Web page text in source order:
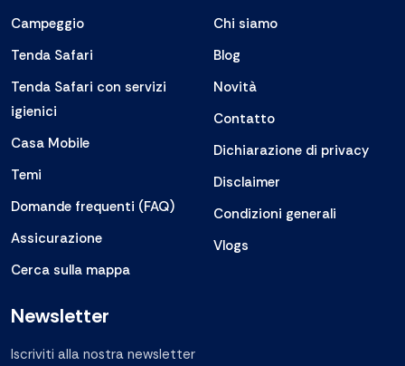
Campeggio
Tenda Safari
Tenda Safari con servizi
igienici
Casa Mobile
Temi
Domande frequenti (FAQ)
Assicurazione
Cerca sulla mappa
Chi siamo
Blog
Novità
Contatto
Dichiarazione di privacy
Disclaimer
Condizioni generali
Vlogs
Newsletter
Iscriviti alla nostra newsletter